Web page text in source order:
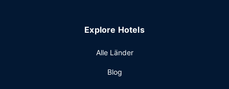
Snackbar. Ein inbegriffenes Frühstücksbuffet wird unter
Wochenende von 07:00 Uhr bis 10:00 Uhr angeboten.
Explore Hotels
Alle Länder
Blog